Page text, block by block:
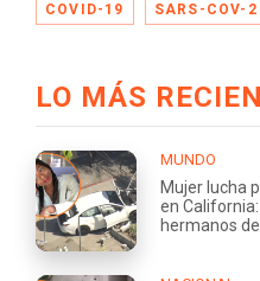
COVID-19 SARS-COV-2
LO MÁS
MUNDO
Mujer lucha
en
hermanos